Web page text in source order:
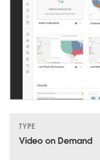
TYPE
Video on Demand